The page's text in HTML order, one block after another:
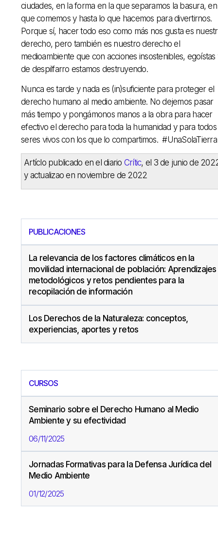
ciudades, en la forma en la que separamos la basura,
que comemos y hasta lo que hacemos para divertirnos.
Porque sí, hacer todo eso como más nos gusta es
derecho, pero también es nuestro derecho el
medioambiente que con acciones insostenibles, egoístas
de despilfarro estamos destruyendo.
Nunca es tarde y nada es (in)suficiente para proteger el
derecho humano al medio ambiente. No dejemos pasar
más tiempo y pongámonos manos a la obra para hacer
efectivo el derecho para toda la humanidad y para todos
seres vivos con los que lo compartimos. #UnaSolaTierra
Artíclo publicado en el diario Crític, el 3 de junio de
y actualizao en noviembre de 2022
PUBLICACIONES
La relevancia de los factores climáticos en la
movilidad internacional de población: Aprendizajes
metodológicos y retos pendientes para la
recopilación de información
Los Derechos de la Naturaleza: conceptos,
experiencias, aportes y retos
CURSOS
Seminario sobre el Derecho Humano al Medio
Ambiente y su efectividad
06/11/2025
Jornadas Formativas para la Defensa Jurídica del
Medio Ambiente
01/12/2025